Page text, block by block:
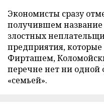
Экономисты сразу
получившем название
злостных
предприятия, которые
Фирташем,
перечне нет ни одной
«семьей».